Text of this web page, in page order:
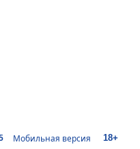
Мобильная версия 18+